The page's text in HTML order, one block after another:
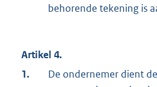
behorende tekening is
Artikel 4.
1.
De ondernemer dient